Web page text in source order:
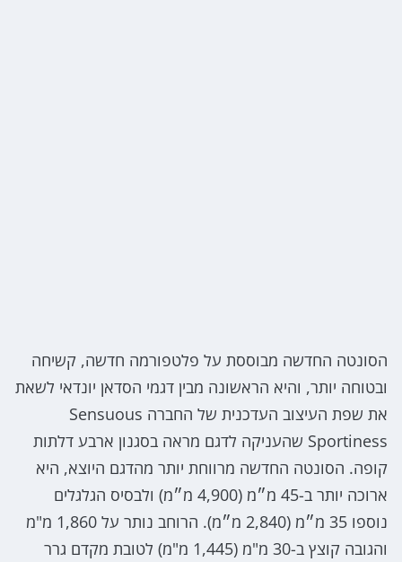
הסונטה החדשה מבוססת על פלטפורמה חדשה, קשיחה
ובטוחה יותר, והיא הראשונה מבין דגמי הסדאן יונדאי לשאת
את שפת העיצוב העדכנית של החברה Sensuous
Sportiness שהעניקה לדגם מראה בסגנון ארבע דלתות
קופה. הסונטה החדשה מרווחת יותר מהדגם היוצא, היא
ארוכה יותר ב-45 מ״מ (4,900 מ״מ) ולבסיס הגלגלים
נוספו 35 מ״מ (2,840 מ״מ). הרוחב נותר על 1,860 מ"מ
והגובה קוצץ ב-30 מ"מ (1,445 מ"מ) לטובת מקדם גרר